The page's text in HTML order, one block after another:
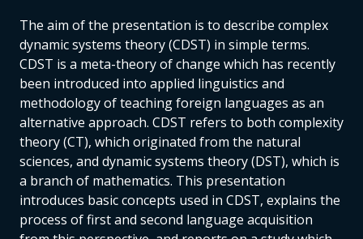
The aim of the presentation is to describe complex
dynamic systems theory (CDST) in simple terms.
CDST is a meta-theory of change which has recently
been introduced into applied linguistics and
methodology of teaching foreign languages as an
alternative approach. CDST refers to both complexity
theory (CT), which originated from the natural
sciences, and dynamic systems theory (DST), which is
a branch of mathematics. This presentation
introduces basic concepts used in CDST, explains the
process of first and second language acquisition